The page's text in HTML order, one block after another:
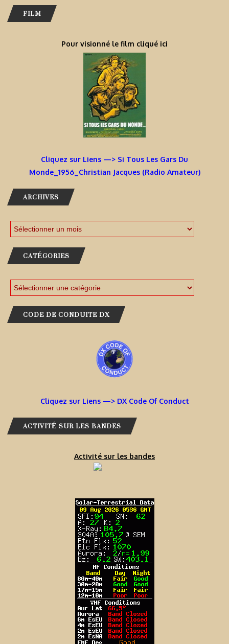
FILM
Pour visionné le film cliqué ici
Cliquez sur Liens —> Si Tous Les Gars Du
Monde_1956_Christian Jacques (Radio Amateur)
ARCHIVES
CATÉGORIES
CODE DE CONDUITE DX
Cliquez sur Liens —> DX Code Of Conduct
ACTIVITÉ SUR LES BANDES
Activité sur les bandes